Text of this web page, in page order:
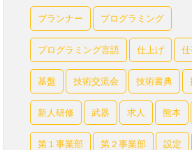
プランナー プログラミング
プログラミング言語 仕上げ
基盤 技術交流会 技術書典
新人研修 武器 求人 熊本
第１事業部 第２事業部 設定